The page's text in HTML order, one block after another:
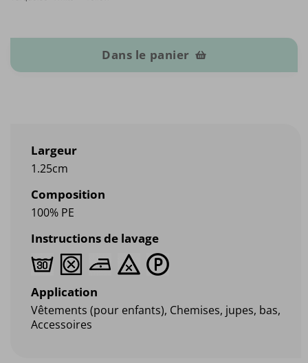
Dans le panier
Largeur
1.25cm
Composition
100% PE
Instructions de lavage
Application
Vêtements (pour enfants), Chemises, jupes, bas,
Accessoires